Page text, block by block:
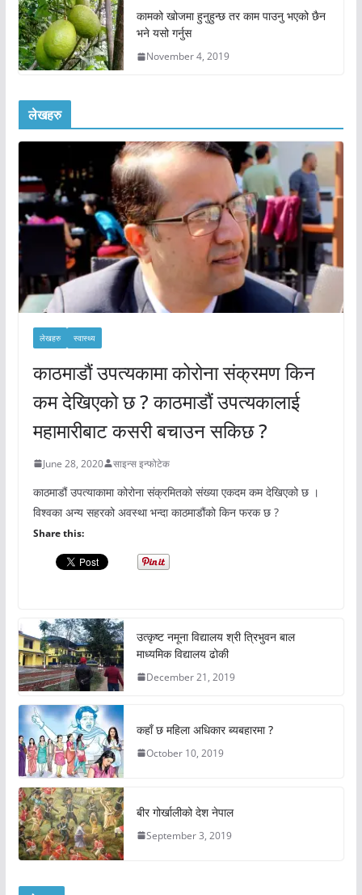
कामको खोजमा हुनुहुन्छ तर काम पाउनु भएको छैन
भने यसो गर्नुस
November 4, 2019
लेखहरु
लेखहरु स्वास्थ्य
काठमाडौं उपत्यकामा कोरोना संक्रमण किन
कम देखिएको छ ? काठमाडौं उपत्यकालाई
महामारीबाट कसरी बचाउन सकिछ ?
June 28, 2020 साइन्स इन्फोटेक
काठमाडौं उपत्याकामा कोरोना संक्रमितको संख्या एकदम कम देखिएको छ ।
विश्वका अन्य सहरको अवस्था भन्दा काठमाडौंको किन फरक छ ?
Share this:
उत्कृष्ट नमूना विद्यालय श्री त्रिभुवन बाल
माध्यमिक विद्यालय ढोकी
December 21, 2019
कहाँ छ महिला अधिकार ब्यबहारमा ?
October 10, 2019
बीर गोर्खालीको देश नेपाल
September 3, 2019